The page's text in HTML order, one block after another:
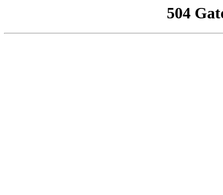
504